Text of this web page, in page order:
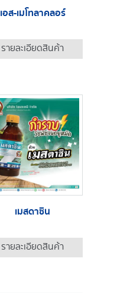
เอส-เมโทลาคลอร์
รายละเอียดสินค้า
เมสดาซิน
รายละเอียดสินค้า